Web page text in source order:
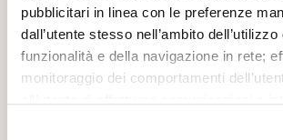
pubblicitari in linea con le preferenze
dall’utente stesso nell’ambito dell’utilizzo
funzionalità e della navigazione in rete;
monitoraggio dei comportamenti
11.04.26